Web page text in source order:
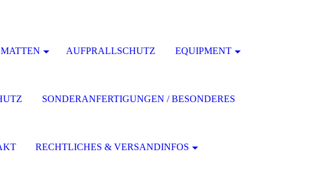
MATTEN AUFPRALLSCHUTZ EQUIPMENT
SONDERANFERTIGUNGEN / BESONDERES
RECHTLICHES & VERSANDINFOS